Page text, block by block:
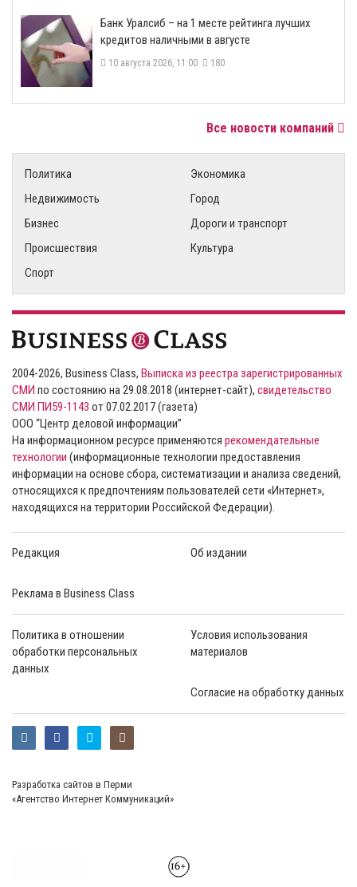
Банк Уралсиб – на 1 месте рейтинга лучших
кредитов наличными в августе
10 августа 2026, 11:00 180
Все новости компаний
Политика
Экономика
Недвижимость
Город
Бизнес
Дороги и транспорт
Происшествия
Культура
Спорт
2004-2026, Business Class, Выписка из реестра зарегистрированных
СМИ по состоянию на 29.08.2018 (интернет-сайт), свидетельство
СМИ ПИ59-1143 от 07.02.2017 (газета)
ООО “Центр деловой информации”
На информационном ресурсе применяются рекомендательные
технологии (информационные технологии предоставления
информации на основе сбора, систематизации и анализа сведений,
относящихся к предпочтениям пользователей сети «Интернет»,
находящихся на территории Российской Федерации).
Редакция Об издании
Реклама в Business Class
Политика в отношении
обработки персональных
данных
Условия использования
материалов
Согласие на обработку данных
Разработка сайтов в Перми
«Агентство Интернет Коммуникаций»